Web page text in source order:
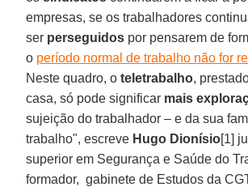
empresas, se os trabalhadores
ser perseguidos por pensarem de
o período normal de trabalho não for
Neste quadro, oteletrabalho,
casa, só pode significar mais
sujeição do trabalhador – e da sua
trabalho", escreve Hugo Dionísio[1]
superior em Segurança e Saúde do
formador, gabinete de Estudos da